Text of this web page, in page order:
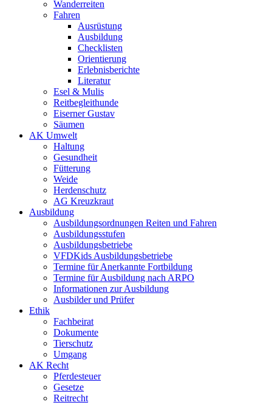
Wanderreiten
Fahren
Ausrüstung
Ausbildung
Checklisten
Orientierung
Erlebnisberichte
Literatur
Esel & Mulis
Reitbegleithunde
Eiserner Gustav
Säumen
AK Umwelt
Haltung
Gesundheit
Fütterung
Weide
Herdenschutz
AG Kreuzkraut
Ausbildung
Ausbildungsordnungen Reiten und Fahren
Ausbildungsstufen
Ausbildungsbetriebe
VFDKids Ausbildungsbetriebe
Termine für Anerkannte Fortbildung
Termine für Ausbildung nach ARPO
Informationen zur Ausbildung
Ausbilder und Prüfer
Ethik
Fachbeirat
Dokumente
Tierschutz
Umgang
AK Recht
Pferdesteuer
Gesetze
Reitrecht